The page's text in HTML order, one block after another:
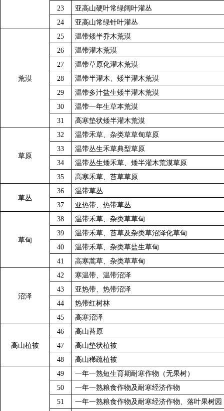
23
亚高山硬叶常绿阔叶灌丛
24
亚高山常绿针叶灌丛
荒漠
25
温带矮半乔木荒漠
26
温带灌木荒漠
27
温带草原化灌木荒漠
28
温带半灌木、矮半灌木荒漠
29
温带多汁盐生矮半灌木荒漠
30
温带一年生草本荒漠
31
高寒垫状矮半灌木荒漠
草原
32
温带禾草、杂类草草甸草原
33
温带丛生禾草典型草原
34
温带丛生矮禾草、矮半灌木荒漠草原
35
高寒禾草、苔草草原
草丛
36
温带草丛
37
亚热带、热带草丛
草甸
38
温带禾草、杂类草草甸
39
温带禾草、苔草及杂类草沼泽化草甸
40
温带禾草、杂类草盐生草甸
41
高寒蒿草、杂类草草甸
沼泽
42
寒温带、温带沼泽
43
亚热带、热带沼泽
44
热带红树林
45
高寒沼泽
高山植被
46
高山苔原
47
高山垫状植被
48
高山稀疏植被
49
一年一熟短生育期耐寒作物（无果树）
50
一年一熟粮食作物及耐寒经济作物
51
一年一熟粮食作物及耐寒经济作物、落叶果树园